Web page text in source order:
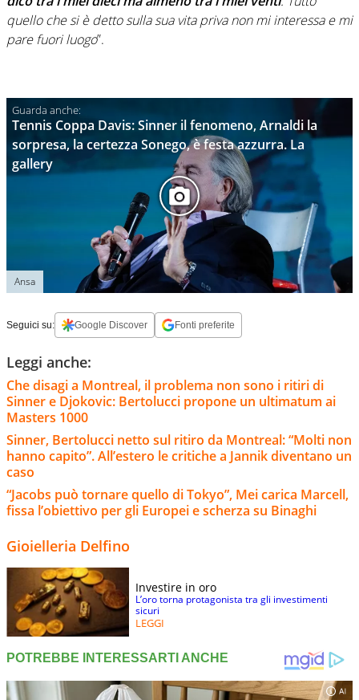
quello che si è detto sulla sua vita priva non mi interessa e mi
pare fuori luogo”.
Tennis Coppa Davis: Sinner il fenomeno, Arnaldi la
sorpresa, la certezza Sonego, è festa azzurra. La
gallery
Ansa
Seguici su: Google Discover Fonti preferite
Leggi anche:
Che disagi a Montreal, il problema non sono i ritiri di
Sinner e Djokovic: Bertolucci propone un ultimatum ai
Masters 1000
Sinner, Bertolucci netto sul ritiro da Montreal: “Molti non
hanno capito”. All’estero le critiche a Jannik diventano un
caso
“Jacobs può tornare quello di Tokyo”, Mei carica Marcell,
fissa l’obiettivo per gli Europei e scherza su Binaghi
Gioielleria Delfino
Investire in oro
L’oro torna protagonista tra gli investimenti
sicuri
LEGGI